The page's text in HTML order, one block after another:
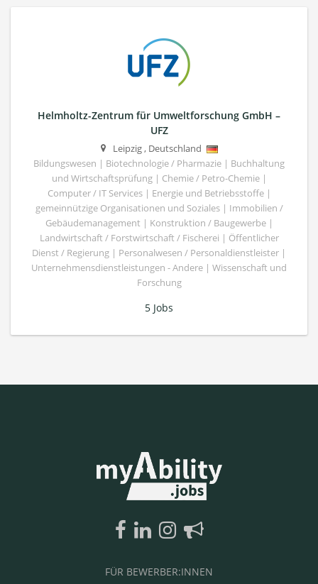
Helmholtz-Zentrum für Umweltforschung GmbH –
UFZ
Leipzig, Deutschland
Bildungswesen | Biotechnologie / Pharmazie | Buchhaltung
und Wirtschaftsprüfung | Chemie / Petro-Chemie |
Computer / IT Services | Energie und Betriebsstoffe |
gemeinnützige Organisationen und Soziales | Immobilien /
Gebäudemanagement | Konstruktion / Baugewerbe |
Landwirtschaft / Forstwirtschaft / Fischerei | Öffentlicher
Dienst / Regierung | Personalwesen / Personaldienstleister |
Unternehmensdienstleistungen - Andere | Wissenschaft und
Forschung
5 Jobs
FÜR BEWERBER:INNEN